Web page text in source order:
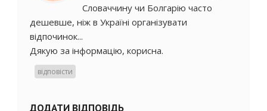
Словаччину чи Болгарію часто
дешевше, ніж в Україні організувати
відпочинок...
Дякую за інформацію, корисна.
відповісти
ДОДАТИ ВІДПОВІДЬ